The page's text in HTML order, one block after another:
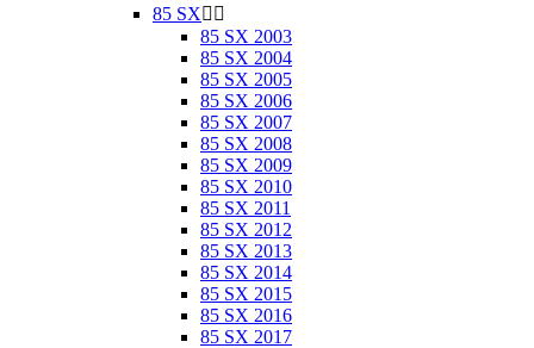
85 SX 
85 SX 2003
85 SX 2004
85 SX 2005
85 SX 2006
85 SX 2007
85 SX 2008
85 SX 2009
85 SX 2010
85 SX 2011
85 SX 2012
85 SX 2013
85 SX 2014
85 SX 2015
85 SX 2016
85 SX 2017